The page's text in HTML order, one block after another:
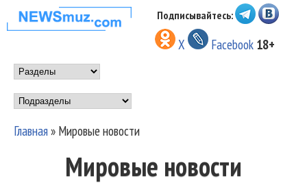
Перейти к основному
содержанию
НОВОСТИ
МУЗЫКИ И
ШОУ БИЗНЕСА
NEWSMUZ.COM
Подписывайтесь:
X Facebook 18+
Main menu
Подразделы
Вы здесь
Главная» Мировые новости
Мировые новости